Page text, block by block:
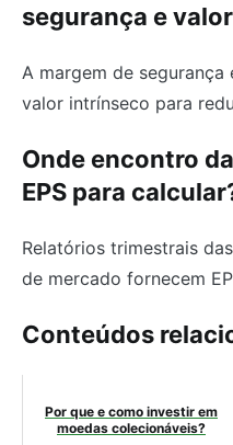
segurança e
A margem de
valor intrínseco para
Onde encontro
EPS para
Relatórios trimestrais
de mercado fornecem
Conteúdos
Por que e como investir em
moedas colecionáveis​?